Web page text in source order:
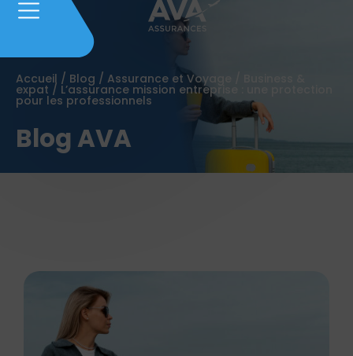
Accueil / Blog / Assurance et Voyage
expat / L’assurance mission entreprise : une protection
pour les professionnels
Blog AVA